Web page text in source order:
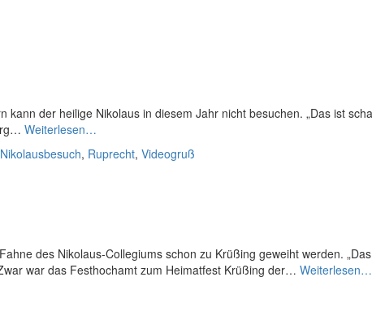
der heilige Nikolaus in diesem Jahr nicht besuchen. „Das ist
Weiterlesen…
per
Nikolausbesuch, Ruprecht, Videogruß
des Nikolaus-Collegiums schon zu Krüßing geweiht werden.
war das Festhochamt zum Heimatfest Krüßing der… Weiterlesen…